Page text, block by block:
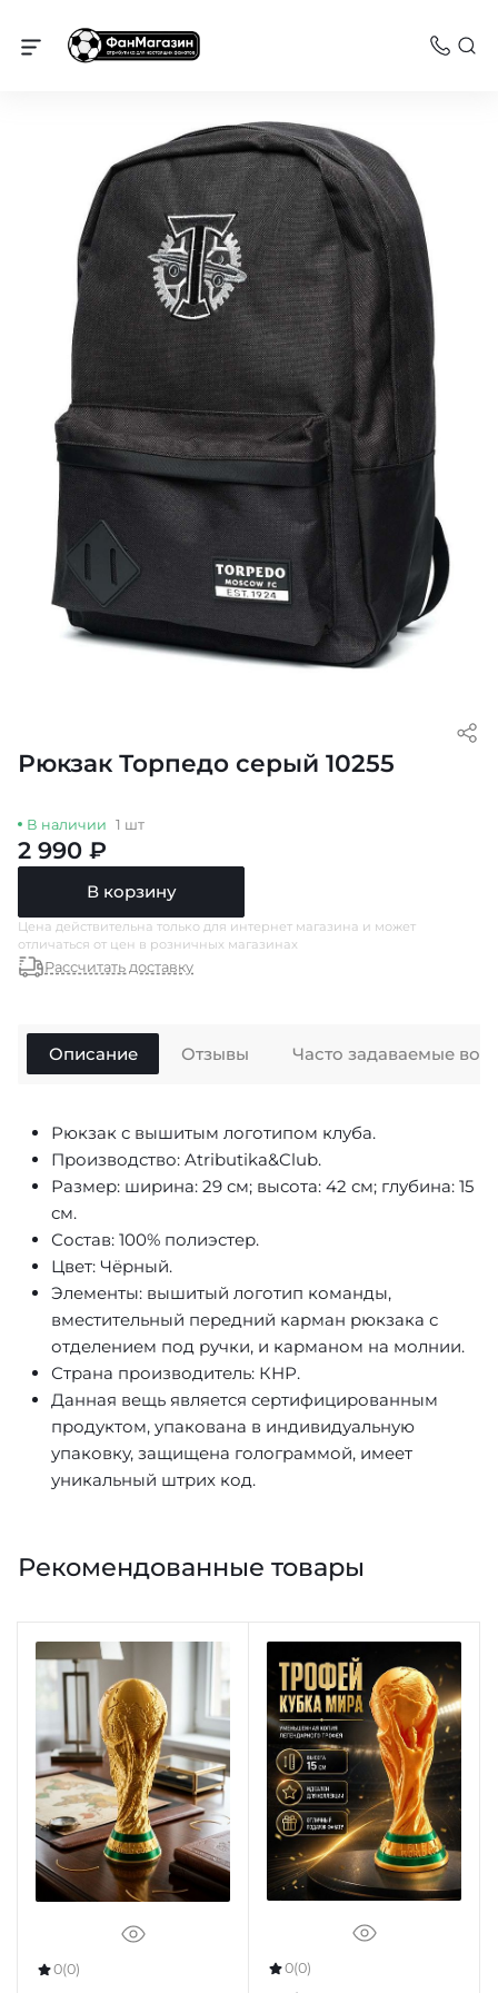
Торпедо
Рюкзак Торпедо серый 10255
В наличии 1 шт
2 990 ₽
В корзину
Цена действительна только для интернет магазина и может
отличаться от цен в розничных магазинах
Рассчитать доставку
Описание
Рюкзак с вышитым логотипом клуба.
Производство: Atributika&Club.
Размер: ширина: 29 см; высота: 42 см; глубина: 15
см.
Состав: 100% полиэстер.
Цвет: Чёрный.
Элементы: вышитый логотип команды,
вместительный передний карман рюкзака с
отделением под ручки, и карманом на молнии.
Страна производитель: КНР.
Данная вещь является сертифицированным
продуктом, упакована в индивидуальную
упаковку, защищена голограммой, имеет
уникальный штрих код.
Отзывы Часто задаваемые
Рекомендованные товары
0(0) 0(0)